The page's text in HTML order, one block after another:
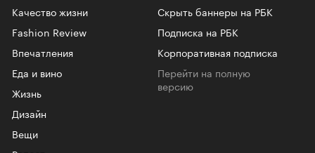
Качество жизни
Fashion Review
Впечатления
Еда и вино
Жизнь
Дизайн
Вещи
Скрыть баннеры на РБК
Подписка на РБК
Корпоративная подписка
Перейти на полную
версию